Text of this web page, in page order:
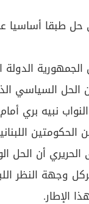
طبقا أساسيا
الحل السياسي
نبيه بري
الحريري أن
النظر
الإطار.